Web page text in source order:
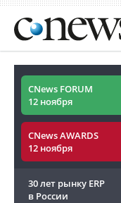
CNews FORUM
12 ноября
CNews AWARDS
12 ноября
30 лет рынку ERP
в России